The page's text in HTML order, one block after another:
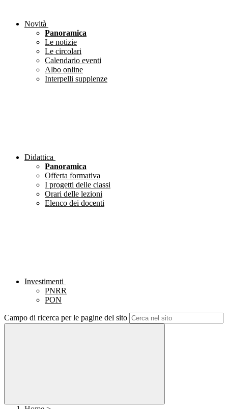
Novità
Panoramica
Le notizie
Le circolari
Calendario eventi
Albo online
Interpelli supplenze
Didattica
Panoramica
Offerta formativa
I progetti delle classi
Orari delle lezioni
Elenco dei docenti
Investimenti
PNRR
PON
Campo di ricerca per le pagine del sito